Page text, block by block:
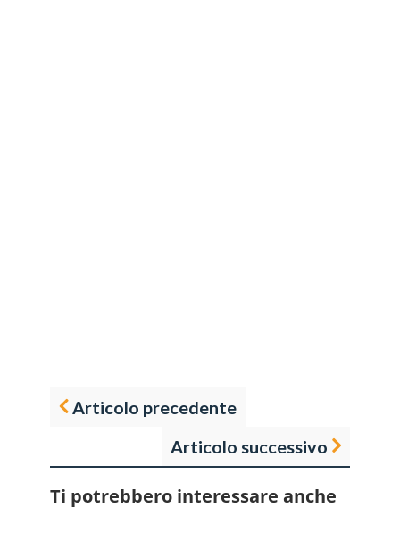
Articolo precedente
Articolo successivo
Ti potrebbero interessare anche